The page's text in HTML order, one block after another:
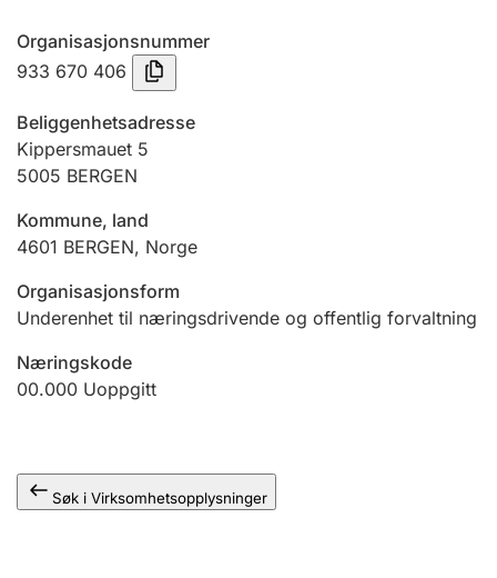
Tinglysing
Jeger
Betaling og jegeravgiftskort
Ektepaktveileder
Organisasjonsnummer
933 670 406
Beliggenhetsadresse
Kippersmauet 5
5005 BERGEN
Kommune, land
4601 BERGEN, Norge
Organisasjonsform
Underenhet til næringsdrivende og offentlig forvaltning
Næringskode
00.000 Uoppgitt
Søk i Virksomhetsopplysninger